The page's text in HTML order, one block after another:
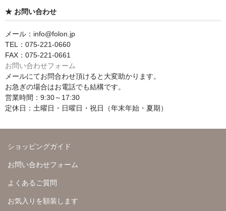
★ お問い合わせ
メール：info@folon.jp
TEL：075-221-0660
FAX：075-221-0661
お問い合わせフォーム
メールにてお問合わせ頂けると大変助かります。
お急ぎの場合はお電話でも結構です。
営業時間：9:30～17:30
定休日：土曜日・日曜日・祝日（年末年始・夏期）
ショッピングガイド
お問い合わせフォーム
よくあるご質問
お気入りを額装します